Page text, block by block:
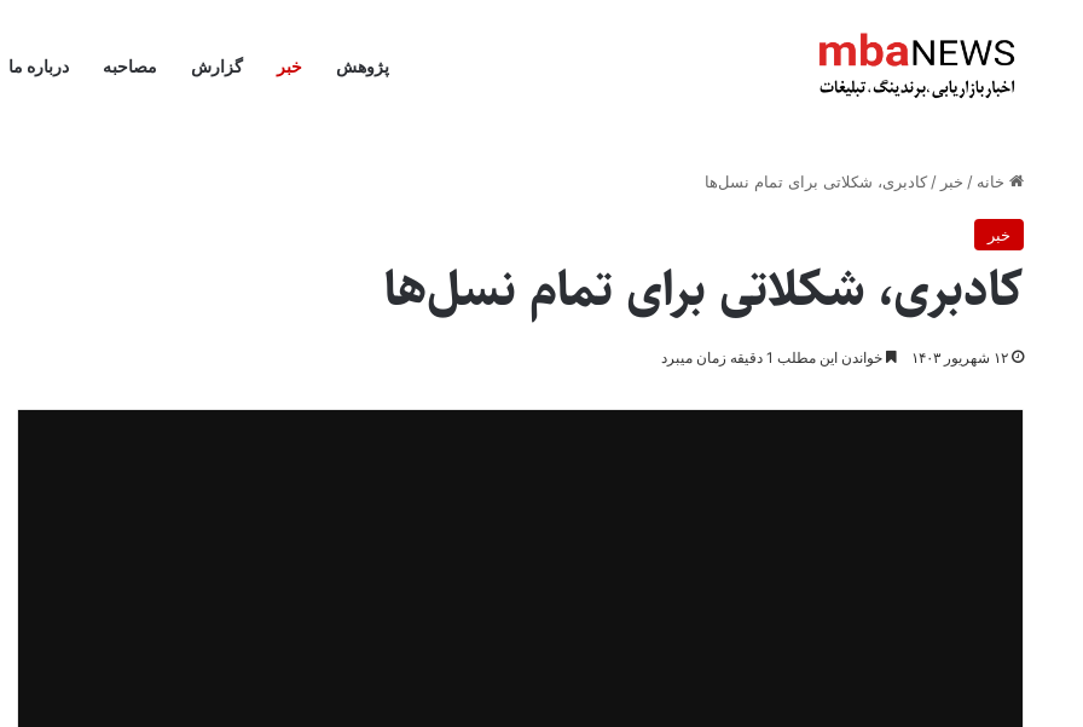
پژوهش خبر گزارش مصاحبه درباره ما
خانه / خبر / کادبری، شکلاتی برای تمام نسل‌ها
خبر
کادبری، شکلاتی برای تمام نسل‌ها
۱۲ شهریور ۱۴۰۳ خواندن این مطلب 1 دقیقه زمان میبرد